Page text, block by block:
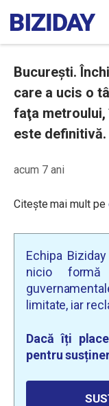
București.
care a ucis o
faţa metroului,
este definitivă.
acum 7 ani
Citește mai mult pe
Echipa
nicio
limitate, iar
Dacă îți
pentru